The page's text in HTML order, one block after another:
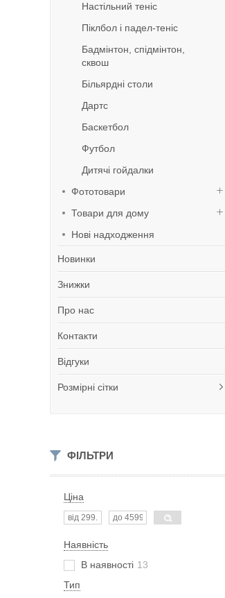
Настільний теніс
Піклбол і падел-теніс
Бадмінтон, спідмінтон,
сквош
Більярдні столи
Дартс
Баскетбол
Футбол
Дитячі гойдалки
Фототовари
Товари для дому
Нові надходження
Новинки
Знижки
Про нас
Контакти
Відгуки
Розмірні сітки
ФІЛЬТРИ
Ціна
Наявність
В наявності 13
Тип